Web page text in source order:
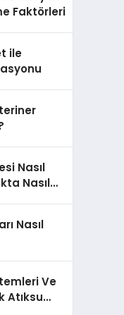
Faktörleri
ile
Nasıl
Nasıl
Nasıl
Ve
Atıksu